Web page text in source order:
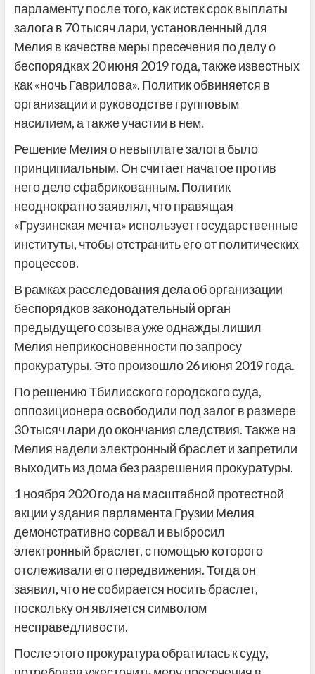
парламенту после того, как истек срок выплаты
залога в 70 тысяч лари, установленный для
Мелия в качестве меры пресечения по делу о
беспорядках 20 июня 2019 года, также известных
как «ночь Гаврилова». Политик обвиняется в
организации и руководстве групповым
насилием, а также участии в нем.
Решение Мелия о невыплате залога было
принципиальным. Он считает начатое против
него дело сфабрикованным. Политик
неоднократно заявлял, что правящая
«Грузинская мечта» использует государственные
институты, чтобы отстранить его от политических
процессов.
В рамках расследования дела об организации
беспорядков законодательный орган
предыдущего созыва уже однажды лишил
Мелия неприкосновенности по запросу
прокуратуры. Это произошло 26 июня 2019 года.
По решению Тбилисского городского суда,
оппозиционера освободили под залог в размере
30 тысяч лари до окончания следствия. Также на
Мелия надели электронный браслет и запретили
выходить из дома без разрешения прокуратуры.
1 ноября 2020 года на масштабной протестной
акции у здания парламента Грузии Мелия
демонстративно сорвал и выбросил
электронный браслет, с помощью которого
отслеживали его передвижения. Тогда он
заявил, что не собирается носить браслет,
поскольку он является символом
несправедливости.
После этого прокуратура обратилась к суду,